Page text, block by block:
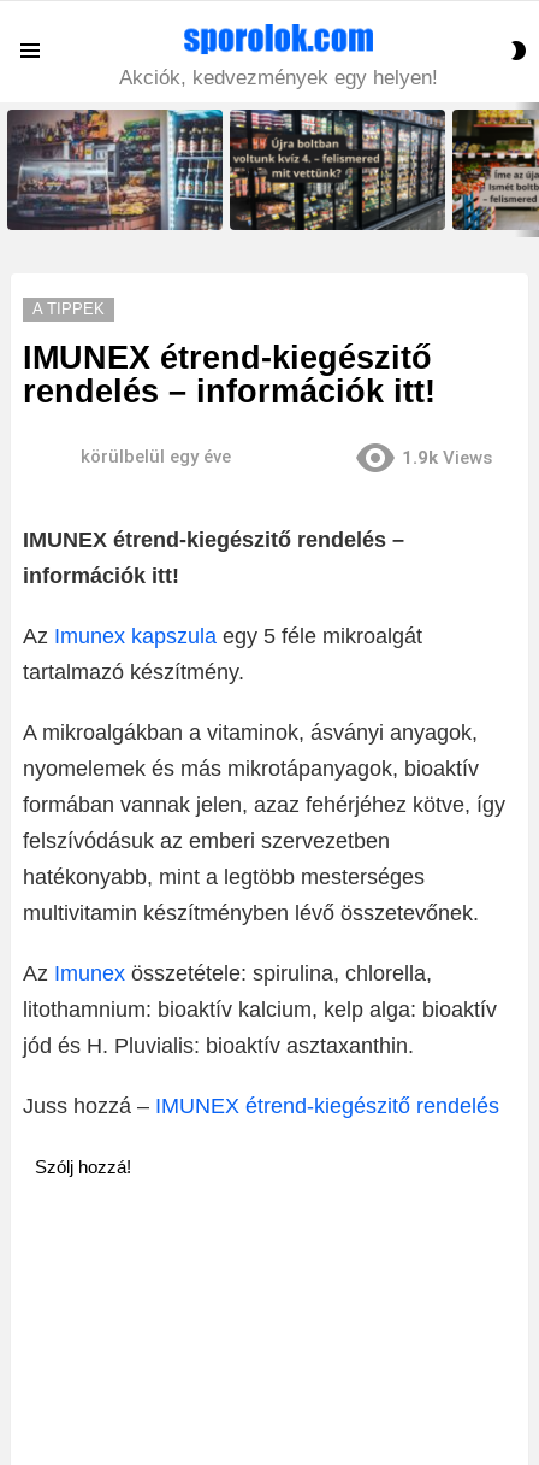
Akciók, kedvezmények egy helyen!
LATEST
STORIES
A TIPPEK
IMUNEX étrend-kiegészitő
rendelés – információk itt!
körülbelül egy éve 1.9k Views
IMUNEX étrend-kiegészitő rendelés –
információk itt!
Az Imunex kapszula egy 5 féle mikroalgát
tartalmazó készítmény.
A mikroalgákban a vitaminok, ásványi anyagok,
nyomelemek és más mikrotápanyagok, bioaktív
formában vannak jelen, azaz fehérjéhez kötve, így
felszívódásuk az emberi szervezetben
hatékonyabb, mint a legtöbb mesterséges
multivitamin készítményben lévő összetevőnek.
Az Imunex összetétele: spirulina, chlorella,
litothamnium: bioaktív kalcium, kelp alga: bioaktív
jód és H. Pluvialis: bioaktív asztaxanthin.
Juss hozzá – IMUNEX étrend-kiegészitő rendelés
Szólj hozzá!